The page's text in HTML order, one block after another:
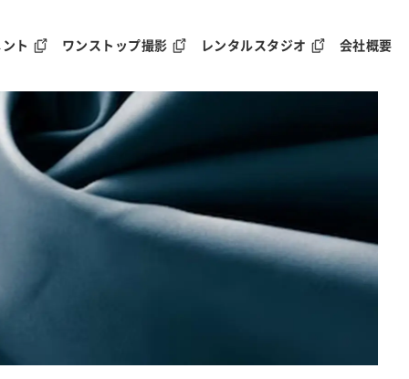
ト ワンストップ撮影 レンタルスタジオ 会社概要